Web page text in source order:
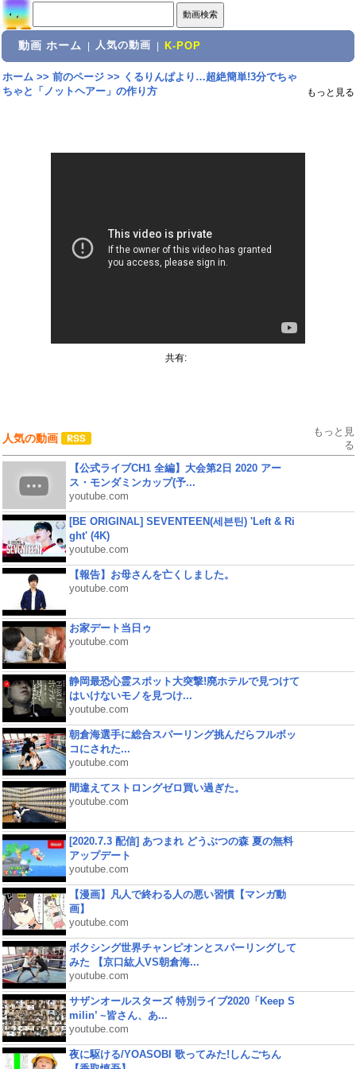
動画 ホーム 人気の動画 K-POP
ホーム>> 前のページ>> くるりんぱより…超絶簡単!3分でちゃ
ちゃと「ノットヘアー」の作り方
もっと見る
共有:
人気の動画
もっと見
る
【公式ライブCH1 全編】大会第2日 2020 アー
ス・モンダミンカップ(予...
youtube.com
[BE ORIGINAL] SEVENTEEN(세븐틴) 'Left & Ri
ght' (4K)
youtube.com
【報告】お母さんを亡くしました。
youtube.com
お家デート当日ゥ
youtube.com
静岡最恐心霊スポット大突撃!廃ホテルで見つけて
はいけないモノを見つけ...
youtube.com
朝倉海選手に総合スパーリング挑んだらフルボッ
コにされた...
youtube.com
間違えてストロングゼロ買い過ぎた。
youtube.com
[2020.7.3 配信] あつまれ どうぶつの森 夏の無料
アップデート
youtube.com
【漫画】凡人で終わる人の悪い習慣【マンガ動
画】
youtube.com
ボクシング世界チャンピオンとスパーリングして
みた 【京口紘人VS朝倉海...
youtube.com
サザンオールスターズ 特別ライブ2020「Keep S
milin’ ~皆さん、あ...
youtube.com
夜に駆ける/YOASOBI 歌ってみた!しんごちん